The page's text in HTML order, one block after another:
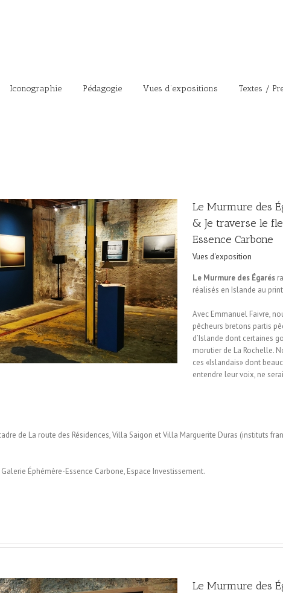
Iconographie Pédagogie Vues d’expositions Textes /
Le Murmure des
& Je traverse le
Essence Carbone
Vues d'exposition
Le Murmure des Égarés
réalisés en Islande au
Avec Emmanuel Faivre,
pêcheurs bretons partis
d’Islande dont certaines
morutier de La Rochelle.
ces «Islandais» dont
entendre leur voix, ne
de La route des Résidences, Villa Saigon et Villa Marguerite Duras (instituts
Éphémère-Essence Carbone, Espace Investissement.
Le Murmure des